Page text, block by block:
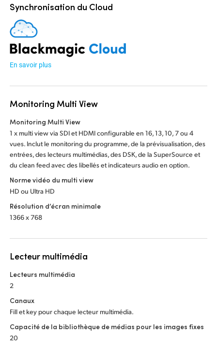
Synchronisation du Cloud
En savoir plus
Monitoring Multi View
Monitoring Multi View
1 x multi view via SDI et HDMI configurable en 16, 13, 10, 7 ou 4
vues. Inclut le monitoring du programme, de la prévisualisation, des
entrées, des lecteurs multimédias, des DSK, de la SuperSource et
du clean feed avec des libellés et indicateurs audio en option.
Norme vidéo du multi view
HD ou Ultra HD
Résolution d’écran minimale
1366 x 768
Lecteur multimédia
Lecteurs multimédia
2
Canaux
Fill et key pour chaque lecteur multimédia.
Capacité de la bibliothèque de médias pour les images fixes
20